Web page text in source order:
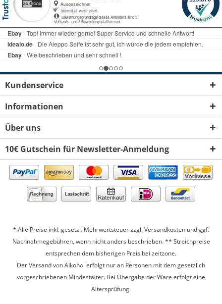
Kundenservice
Informationen
Über uns
10€ Gutschein für Newsletter-Anmeldung
* Alle Preise inkl. gesetzl. Mehrwertsteuer zzgl.Versandkosten und ggf.
Nachnahmegebühren, wenn nicht anders beschrieben. ** Streichpreise
entsprechen dem bisherigen Preis bei zeitzone.
Der Versand von Alkohol erfolgt nur an Personen mit dem gesetzlich
vorgeschriebenen Mindestalter. Bei Übergabe der Ware erfolgt eine
Altersprüfung.